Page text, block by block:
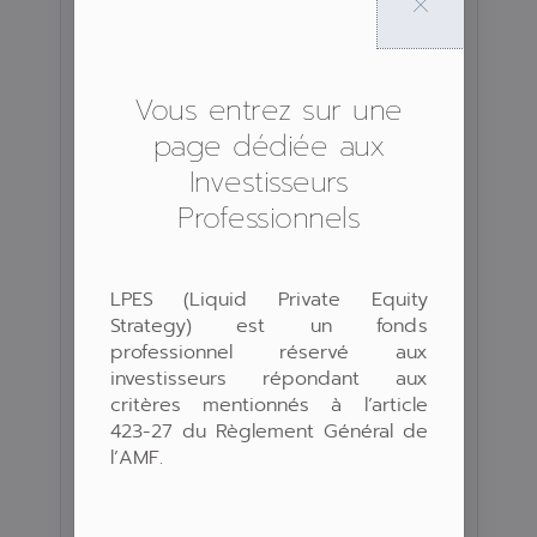
Oddo BHF
Profil de Risque :
Durée de placement
recommandée :
5 ans
référence :
Valorisation : Hebdomadaire
Souscription/rachat
:
Hebdomadaire
Vous entrez sur une
page dédiée aux
Investisseurs
Professionnels
LPES (Liquid Private Equity
Strategy) est un fonds
professionnel réservé aux
investisseurs répondant aux
critères mentionnés à l’article
423-27 du Règlement Général de
l’AMF.